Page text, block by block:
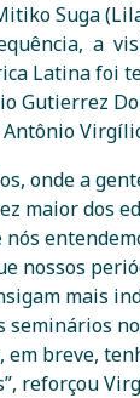
Suga
a
Latina foi
Gutierrez
Antônio
onde a
maior dos
nossos
mais
seminários
em breve,
reforçou